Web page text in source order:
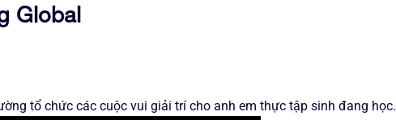
Global
tổ chức các cuộc vui giải trí cho anh em thực tập sinh đang học.